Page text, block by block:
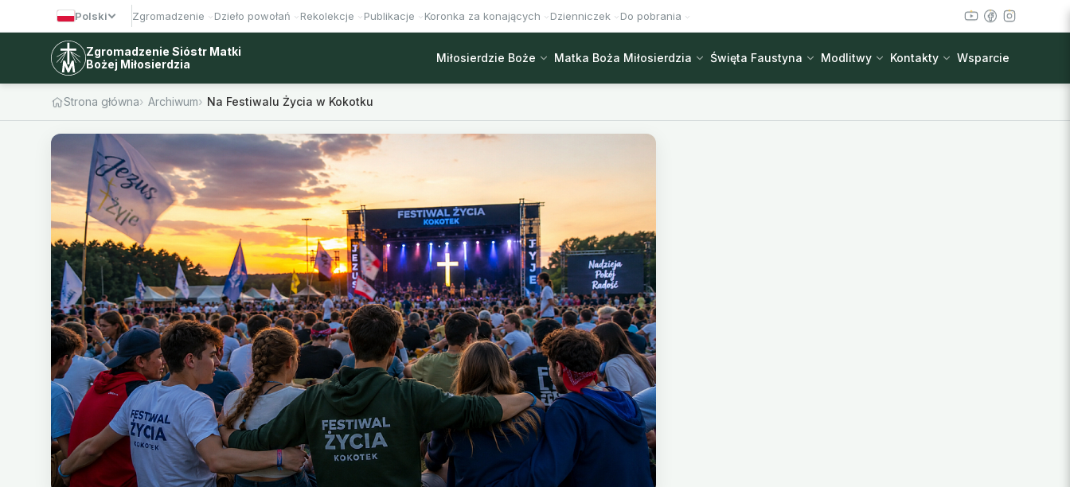
Polski Zgromadzenie Dzieło powołań Rekolekcje Publikacje Koronka za konających Dzienniczek Do pobrania
Zgromadzenie Sióstr Matki
Bożej Miłosierdzia
Miłosierdzie Boże Matka Boża Miłosierdzia Święta Faustyna Modlitwy Kontakty Wsparcie
Strona główna Archiwum Na Festiwalu Życia w Kokotku